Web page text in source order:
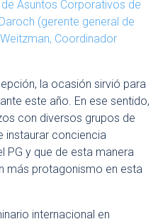
Asuntos Corporativos de
(gerente general de
Coordinador
la ocasión sirvió para
este año. En ese sentido,
con diversos grupos de
instaurar conciencia
PG y que de esta manera
más protagonismo en esta
internacional en